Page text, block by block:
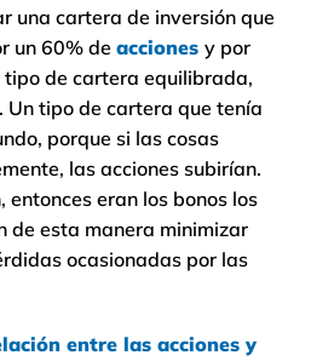
una cartera de inversión que
un 60% de acciones y por
tipo de cartera equilibrada,
tipo de cartera que tenía
porque si las cosas
las acciones subirían.
entonces eran los bonos los
de esta manera minimizar
ocasionadas por las
entre las acciones y